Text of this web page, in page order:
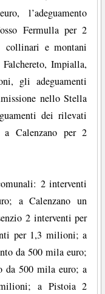
l’adeguamento
Fermulla per 2
e montani
Impialla,
gli adeguamenti
nello Stella
dei rilevati
a Calenzano per 2
2 interventi
a Calenzano un
2 interventi per
per 1,3 milioni; a
da 500 mila euro;
da 500 mila euro; a
a Pistoia 2